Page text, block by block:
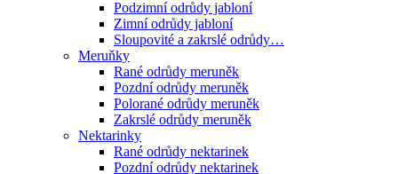
Podzimní odrůdy jabloní
Zimní odrůdy jabloní
Sloupovité a zakrslé odrůdy…
Meruňky
Rané odrůdy meruněk
Pozdní odrůdy meruněk
Polorané odrůdy meruněk
Zakrslé odrůdy meruněk
Nektarinky
Rané odrůdy nektarinek
Pozdní odrůdy nektarinek